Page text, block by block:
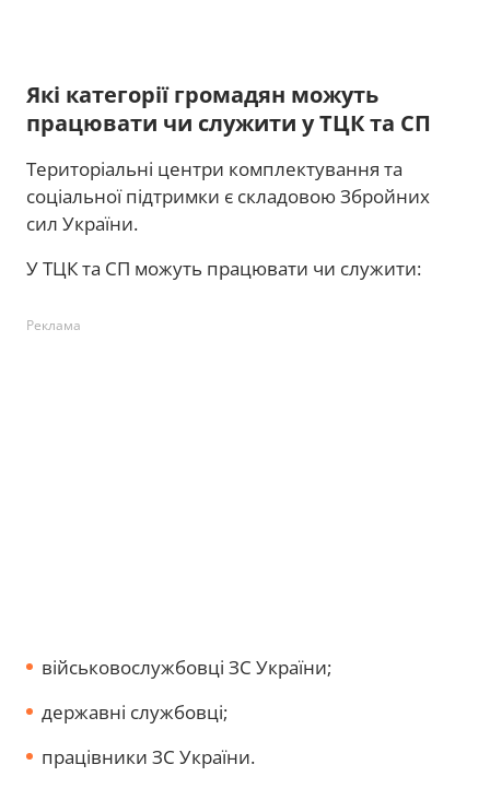
Які категорії громадян можуть
працювати чи служити у ТЦК та СП
Територіальні центри комплектування та
соціальної підтримки є складовою Збройних
сил України.
У ТЦК та СП можуть працювати чи служити:
Реклама
військовослужбовці ЗС України;
державні службовці;
працівники ЗС України.